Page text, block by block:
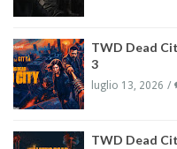
TWD Dead
3
luglio 13, 2026
TWD Dead